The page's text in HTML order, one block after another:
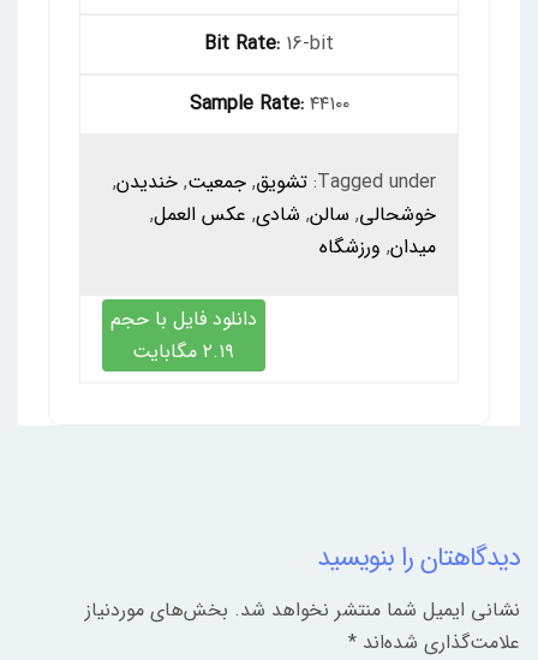
Bit Rate: 16-bit
Sample Rate: ۴۴۱۰۰
Tagged under: تشویق, جمعیت, خندیدن,
خوشحالی, سالن, شادی, عکس العمل,
میدان, ورزشگاه
دانلود فایل با حجم
۲.۱۹ مگابایت
دیدگاهتان را بنویسید
نشانی ایمیل شما منتشر نخواهد شد. بخش‌های موردنیاز
علامت‌گذاری شده‌اند *